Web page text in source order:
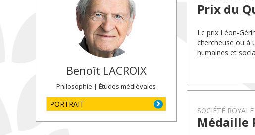
Benoît LACROIX
Philosophie | Études médiévales
PORTRAIT
Prix du
Le prix Léon-
chercheuse ou à
humaines et
SOCIÉTÉ
Médaille